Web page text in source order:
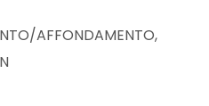
AFFONDAMENTO,